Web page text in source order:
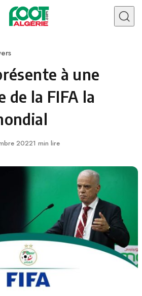
à une
de la FIFA la
20221 min lire